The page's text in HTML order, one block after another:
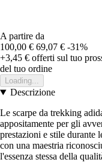
A partire da
100,00 € 69,07 € -31%
+3,45 € offerti sul tuo
del tuo ordine
Loading...
Descrizione
Le scarpe da trekking
appositamente per gli
prestazioni e stile durante
con una maestria
l'essenza stessa della